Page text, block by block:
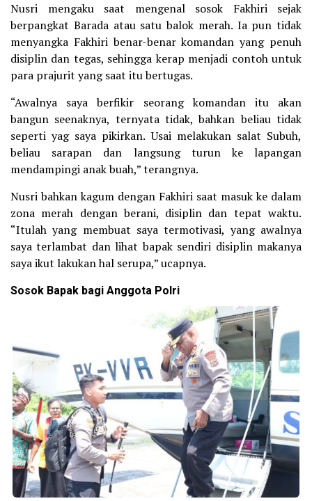
Nusri mengaku saat mengenal sosok Fakhiri sejak
berpangkat Barada atau satu balok merah. Ia pun tidak
menyangka Fakhiri benar-benar komandan yang penuh
disiplin dan tegas, sehingga kerap menjadi contoh untuk
para prajurit yang saat itu bertugas.
“Awalnya saya berfikir seorang komandan itu akan
bangun seenaknya, ternyata tidak, bahkan beliau tidak
seperti yag saya pikirkan. Usai melakukan salat Subuh,
beliau sarapan dan langsung turun ke lapangan
mendampingi anak buah,” terangnya.
Nusri bahkan kagum dengan Fakhiri saat masuk ke dalam
zona merah dengan berani, disiplin dan tepat waktu.
“Itulah yang membuat saya termotivasi, yang awalnya
saya terlambat dan lihat bapak sendiri disiplin makanya
saya ikut lakukan hal serupa,” ucapnya.
Sosok Bapak bagi Anggota Polri